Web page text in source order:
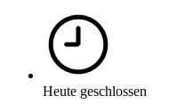
Heute geschlossen